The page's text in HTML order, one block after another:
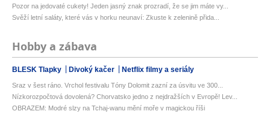
Pozor na jedovaté cukety! Jeden jasný znak prozradí, že se jim máte vy...
Svěží letní saláty, které vás v horku neunaví: Zkuste k zelenině přida...
Hobby a zábava
BLESK Tlapky Divoký kačer Netflix filmy a seriály
Sraz v šest ráno. Vrchol festivalu Tóny Dolomit zazní za úsvitu ve 300...
Nízkorozpočtová dovolená? Chorvatsko jedno z nejdražších v Evropě! Lev...
OBRAZEM: Modré slzy na Tchaj-wanu mění moře v magickou říši